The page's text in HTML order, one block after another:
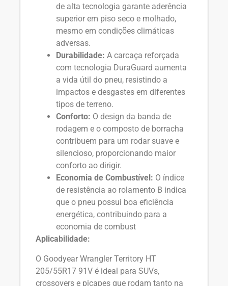
de alta tecnologia garante aderência
superior em piso seco e molhado,
mesmo em condições climáticas
adversas.
Durabilidade: A carcaça reforçada
com tecnologia DuraGuard aumenta
a vida útil do pneu, resistindo a
impactos e desgastes em diferentes
tipos de terreno.
Conforto: O design da banda de
rodagem e o composto de borracha
contribuem para um rodar suave e
silencioso, proporcionando maior
conforto ao dirigir.
Economia de Combustível: O índice
de resistência ao rolamento B indica
que o pneu possui boa eficiência
energética, contribuindo para a
economia de combust
Aplicabilidade:
O Goodyear Wrangler Territory HT
205/55R17 91V é ideal para SUVs,
crossovers e picapes que rodam tanto na